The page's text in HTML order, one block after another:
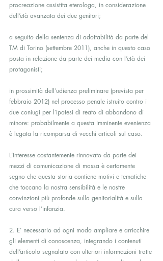
procreazione assistita eterologa, in considerazione
dell’età avanzata dei due genitori;
a seguito della sentenza di adottabilità da parte del
TM di Torino (settembre 2011), anche in questo caso
posta in relazione da parte dei media con l’età dei
protagonisti;
in prossimità dell’udienza preliminare (prevista per
febbraio 2012) nel processo penale istruito contro i
due coniugi per l’ipotesi di reato di abbandono di
minore: probabilmente a questa imminente evenienza
è legata la ricomparsa di vecchi articoli sul caso.
L’interesse costantemente rinnovato da parte dei
mezzi di comunicazione di massa è certamente
segno che questa storia contiene motivi e tematiche
che toccano la nostra sensibilità e le nostre
convinzioni più profonde sulla genitorialità e sulla
cura verso l’infanzia.
2. E’ necessario ad ogni modo ampliare e arricchire
gli elementi di conoscenza, integrando i contenuti
dell’articolo segnalato con ulteriori informazioni tratte